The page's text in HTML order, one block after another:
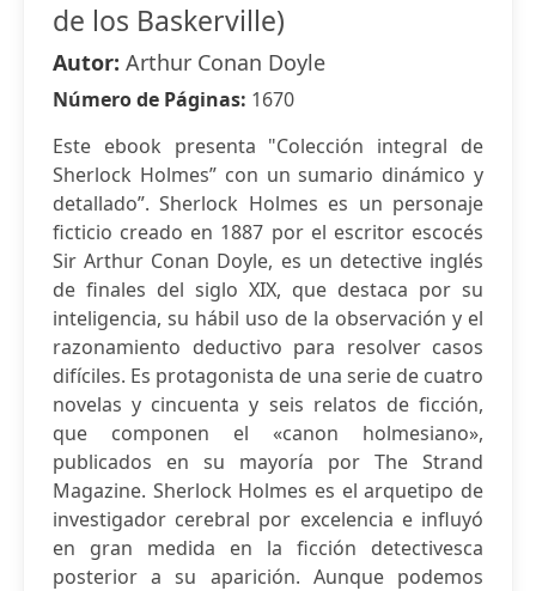
de los Baskerville)
Autor: Arthur Conan Doyle
Número de Páginas: 1670
Este ebook presenta "Colección integral de
Sherlock Holmes” con un sumario dinámico y
detallado”. Sherlock Holmes es un personaje
ficticio creado en 1887 por el escritor escocés
Sir Arthur Conan Doyle, es un detective inglés
de finales del siglo XIX, que destaca por su
inteligencia, su hábil uso de la observación y el
razonamiento deductivo para resolver casos
difíciles. Es protagonista de una serie de cuatro
novelas y cincuenta y seis relatos de ficción,
que componen el «canon holmesiano»,
publicados en su mayoría por The Strand
Magazine. Sherlock Holmes es el arquetipo de
investigador cerebral por excelencia e influyó
en gran medida en la ficción detectivesca
posterior a su aparición. Aunque podemos